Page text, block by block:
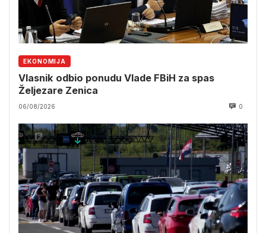
EKONOMIJA
Vlasnik odbio ponudu Vlade FBiH za spas
Željezare Zenica
06/08/2026 0